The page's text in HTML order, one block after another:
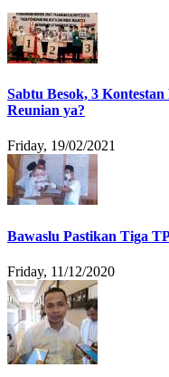
Sabtu Besok, 3
Reunian ya?
Friday, 19/02/2021
Bawaslu Pastikan Tiga
Friday, 11/12/2020